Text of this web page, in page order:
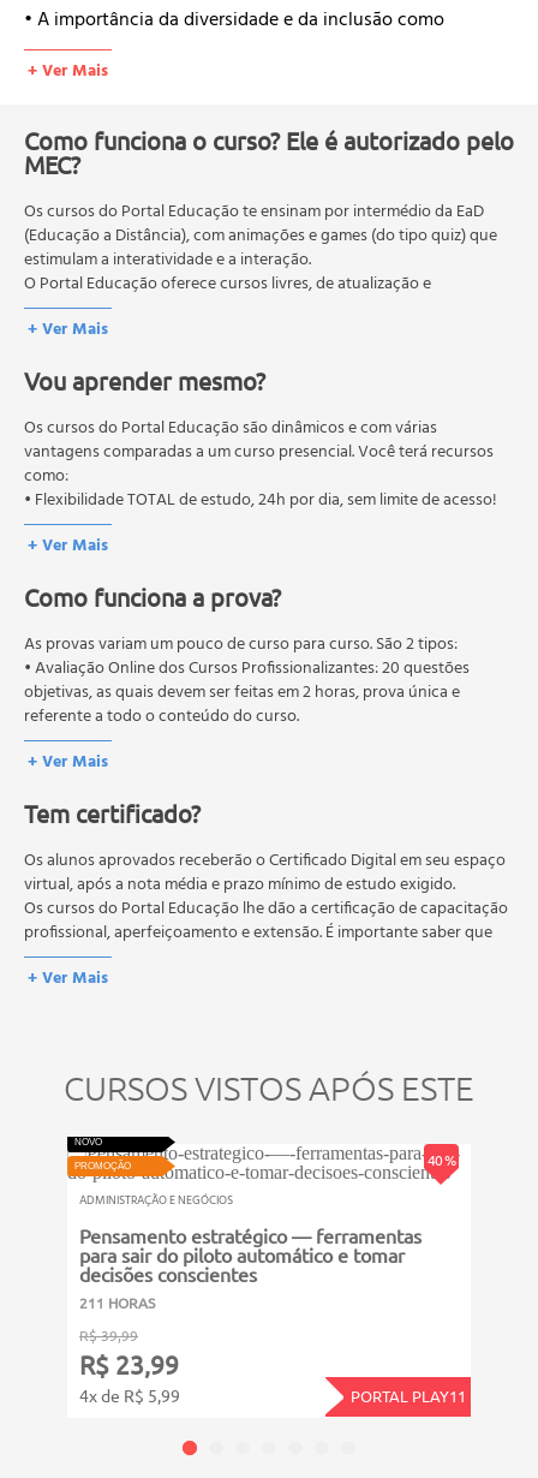
• A importância da diversidade e da inclusão como
estratégias de negócio.
+ Ver Mais
Como funciona o curso? Ele é autorizado pelo
MEC?
Os cursos do Portal Educação te ensinam por intermédio da EaD
(Educação a Distância), com animações e games (do tipo quiz) que
estimulam a interatividade e a interação.
O Portal Educação oferece cursos livres, de atualização e
qualificação profissional. São destinados a proporcionar ao
profissional conhecimentos que permitam o desenvolvimento de
O MEC (Ministério da Educação), trata da política nacional de
educação em geral, mas autoriza apenas cursos de graduação e
pós-graduação. Os cursos técnicos e profissionalizantes são
autorizados pelas Secretarias Estaduais de Educação.
+ Ver Mais
Vou aprender mesmo?
Os cursos do Portal Educação são dinâmicos e com várias
vantagens comparadas a um curso presencial. Você terá recursos
como:
• Flexibilidade TOTAL de estudo, 24h por dia, sem limite de acesso!
+ Ver Mais
Como funciona a prova?
As provas variam um pouco de curso para curso. São 2 tipos:
• Avaliação Online dos Cursos Profissionalizantes: 20 questões
objetivas, as quais devem ser feitas em 2 horas, prova única e
referente a todo o conteúdo do curso.
• Avaliação Online dos Cursos Livres: 10 questões objetivas, as quais
devem ser feitas em 1 hora, prova única e referente a todo o
Os estudos, atividades e avaliações devem ser feitos dentro do
A média final deve ser igual ou superior a 60%para a conclusão e
recebimento do certificado digital do curso. Em caso de reprovação,
o aluno poderá realizar novamente a prova dentro do período do
curso quantas vezes desejar. Os cursos gratuitos não possuem nova
prova, atividades reflexivas e descritivas.
+ Ver Mais
Tem certificado?
Os alunos aprovados receberão o Certificado Digital em seu espaço
virtual, após a nota média e prazo mínimo de estudo exigido.
Os cursos do Portal Educação lhe dão a certificação de capacitação
profissional, aperfeiçoamento e extensão. É importante saber que
esses títulos não se equivalem às certificações de cursos técnicos ou
de formação escolar, e não dão o direito de assumir
+ Ver Mais
CURSOS VISTOS APÓS ESTE
40 %
NOVO
PROMOÇÃO
ADMINISTRAÇÃO E NEGÓCIOS
Pensamento estratégico — ferramentas
para sair do piloto automático e tomar
decisões conscientes
211 HORAS
R$ 39,99
R$ 23,99
4x de R$ 5,99 PORTAL PLAY11